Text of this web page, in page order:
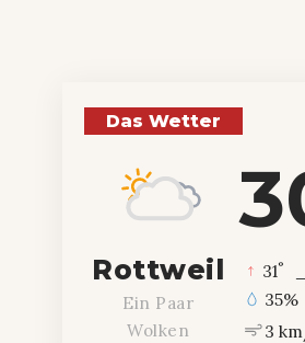
Das Wetter
Rottweil
Ein Paar
Wolken
31°
35%
3